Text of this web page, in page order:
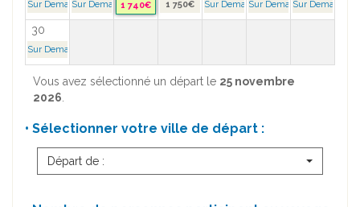
Sur Demande >Sur Demande >1 740€ 1 750€ Sur Demande >Sur Demande >Sur Demande >
30
Sur Demande >
Vous avez sélectionné un départ le 25 novembre
2026.
• Sélectionner votre ville de départ :
Départ de :